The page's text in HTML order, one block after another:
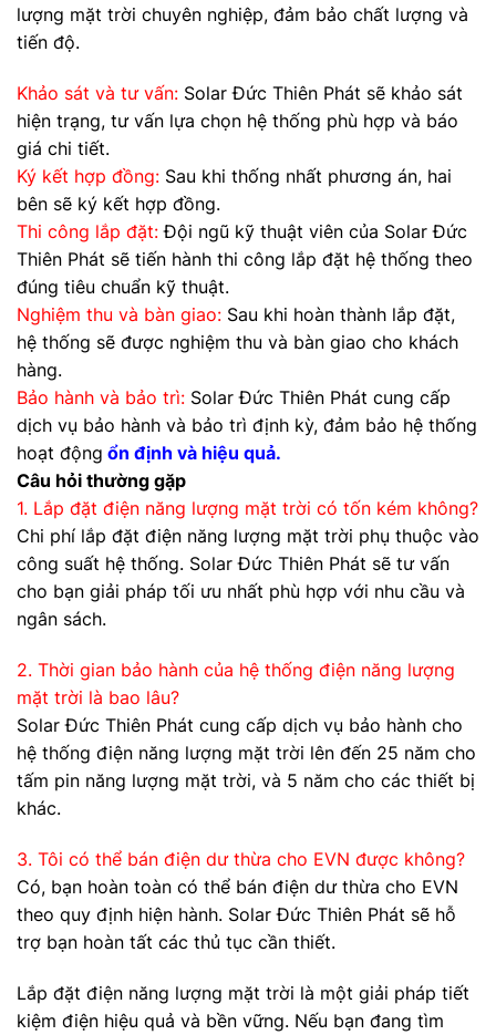
lượng mặt trời chuyên nghiệp, đảm bảo chất lượng và
tiến độ.
Khảo sát và tư vấn: Solar Đức Thiên Phát sẽ khảo sát
hiện trạng, tư vấn lựa chọn hệ thống phù hợp và báo
giá chi tiết.
Ký kết hợp đồng: Sau khi thống nhất phương án, hai
bên sẽ ký kết hợp đồng.
Thi công lắp đặt: Đội ngũ kỹ thuật viên của Solar Đức
Thiên Phát sẽ tiến hành thi công lắp đặt hệ thống theo
đúng tiêu chuẩn kỹ thuật.
Nghiệm thu và bàn giao: Sau khi hoàn thành lắp đặt,
hệ thống sẽ được nghiệm thu và bàn giao cho khách
hàng.
Bảo hành và bảo trì: Solar Đức Thiên Phát cung cấp
dịch vụ bảo hành và bảo trì định kỳ, đảm bảo hệ thống
hoạt động ổn định và hiệu quả.
Câu hỏi thường gặp
1. Lắp đặt điện năng lượng mặt trời có tốn kém không?
Chi phí lắp đặt điện năng lượng mặt trời phụ thuộc vào
công suất hệ thống. Solar Đức Thiên Phát sẽ tư vấn
cho bạn giải pháp tối ưu nhất phù hợp với nhu cầu và
ngân sách.
2. Thời gian bảo hành của hệ thống điện năng lượng
mặt trời là bao lâu?
Solar Đức Thiên Phát cung cấp dịch vụ bảo hành cho
hệ thống điện năng lượng mặt trời lên đến 25 năm cho
tấm pin năng lượng mặt trời, và 5 năm cho các thiết bị
khác.
3. Tôi có thể bán điện dư thừa cho EVN được không?
Có, bạn hoàn toàn có thể bán điện dư thừa cho EVN
theo quy định hiện hành. Solar Đức Thiên Phát sẽ hỗ
trợ bạn hoàn tất các thủ tục cần thiết.
Lắp đặt điện năng lượng mặt trời là một giải pháp tiết
kiệm điện hiệu quả và bền vững. Nếu bạn đang tìm